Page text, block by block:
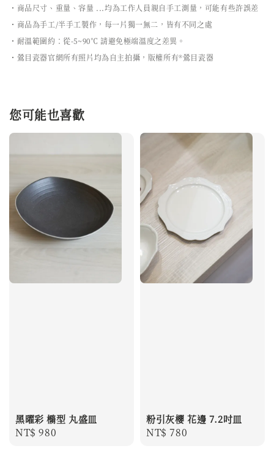
・商品尺寸、重量、容量 ...均為工作人員親自手工測量，可能有些許誤差
・商品為手工/半手工製作，每一片獨一無二，皆有不同之處
・耐溫範圍約：從-5~90℃ 請避免極端溫度之差異。
・鶯目瓷器官網所有照片均為自主拍攝，版權所有®鶯目瓷器
您可能也喜歡
黑曜彩 橢型 丸盛皿
Regular
NT$ 980
粉引灰櫻 花邊 7.2吋皿
Regular
NT$ 780